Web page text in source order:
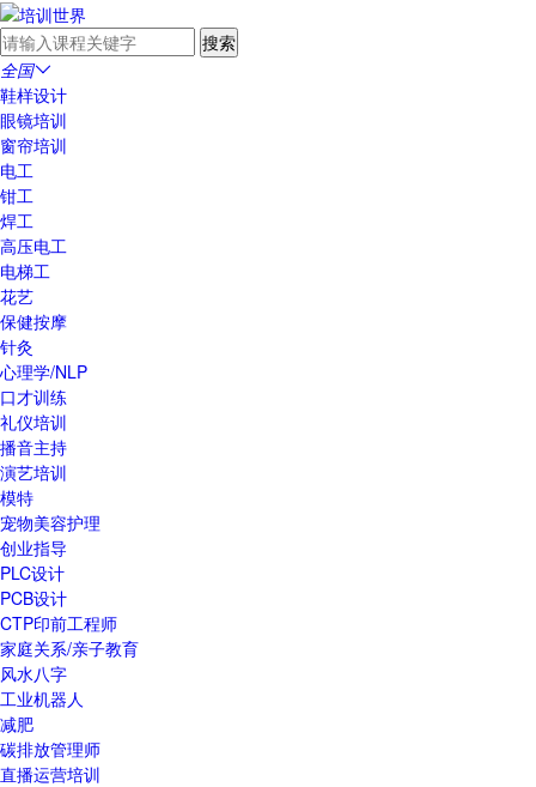
全国
鞋样设计
眼镜培训
窗帘培训
电工
钳工
焊工
高压电工
电梯工
花艺
保健按摩
针灸
心理学/NLP
口才训练
礼仪培训
播音主持
演艺培训
模特
宠物美容护理
创业指导
PLC设计
PCB设计
CTP印前工程师
家庭关系/亲子教育
风水八字
工业机器人
减肥
碳排放管理师
直播运营培训